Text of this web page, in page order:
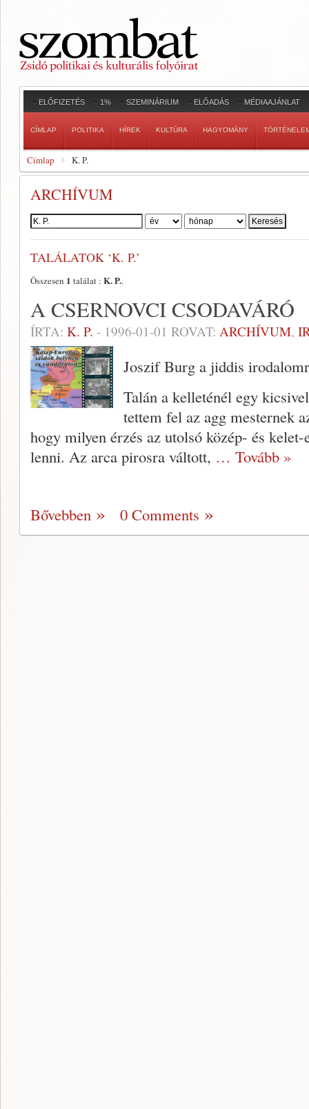
ELŐFIZETÉS 1% SZEMINÁRIUM ELŐADÁS MÉDIAAJÁNLAT
CÍMLAP POLITIKA HÍREK KULTÚRA HAGYOMÁNY
Címlap K. P.
ARCHÍVUM
Szerző:
TALÁLATOK ‘K. P.’
Összesen 1 találat : K. P..
A CSERNOVCI CSODAVÁRÓ
ÍRTA: K. P. - 1996-01-01 ROVAT: ARCHÍVUM,
Joszif Burg a jiddis
Talán a kelleténél egy
tettem fel az agg mester­nek
hogy milyen érzés az utolsó közép- és
lenni. Az arca pirosra váltott, … Tovább »
Bővebben 0 Comments